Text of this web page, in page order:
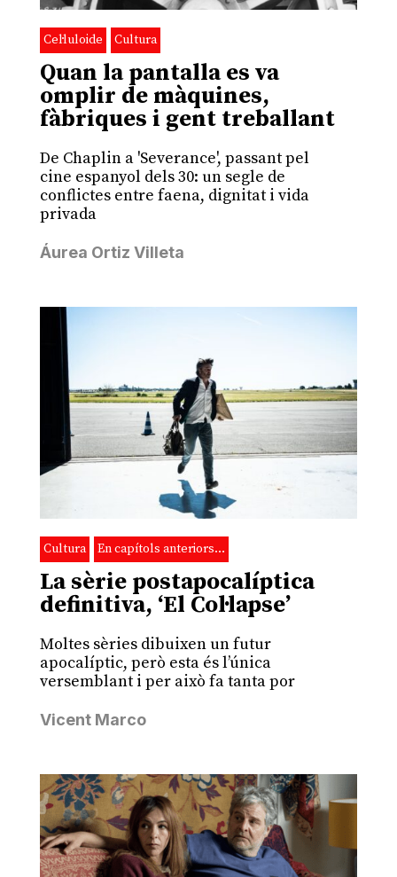
Cel·luloide Cultura
Quan la pantalla es va
omplir de màquines,
fàbriques i gent treballant
De Chaplin a 'Severance', passant pel
cine espanyol dels 30: un segle de
conflictes entre faena, dignitat i vida
privada
Áurea Ortiz Villeta
Cultura En capítols anteriors…
La sèrie postapocalíptica
definitiva, ‘El Col·lapse’
Moltes sèries dibuixen un futur
apocalíptic, però esta és l’única
versemblant i per això fa tanta por
Vicent Marco